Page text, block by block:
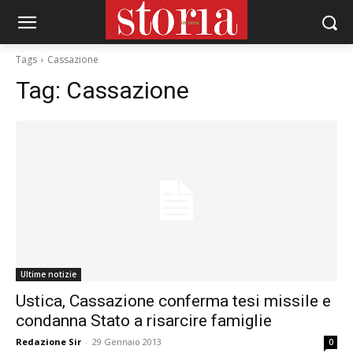
Tags Cassazione
Tag: Cassazione
Ultime notizie
Ustica, Cassazione conferma tesi missile e
condanna Stato a risarcire famiglie
Redazione Sir - 29 Gennaio 2013 0